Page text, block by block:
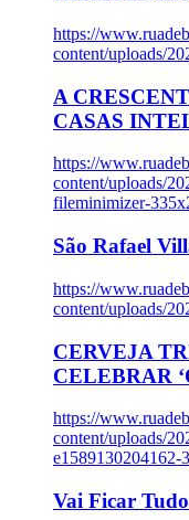
https://
content/uploads/
A
CASAS
https://
content/uploads/
fileminimizer-
São Rafael
https://
content/uploads/
CERVEJA
CELEBRAR
https://
content/uploads/
e1589130204162-
Vai Ficar